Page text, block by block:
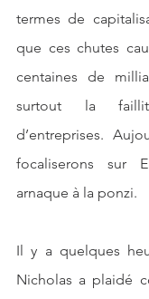
termes de
que ces chutes
centaines de
surtout la
d’entreprises.
focaliserons sur
arnaque à la ponzi.
Il y a quelques
Nicholas a plaidé